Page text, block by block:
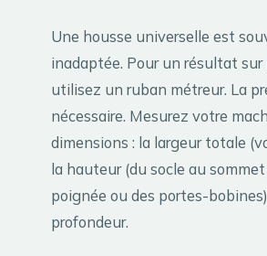
Une housse universelle est
inadaptée. Pour un résultat sur
utilisez un ruban métreur. La
nécessaire. Mesurez votre
dimensions : la largeur totale
la hauteur (du socle au
poignée ou des portes-
profondeur.